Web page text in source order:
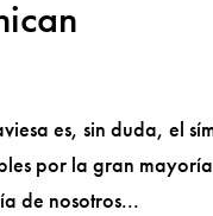
es, sin duda, el
por la gran
de nosotros...